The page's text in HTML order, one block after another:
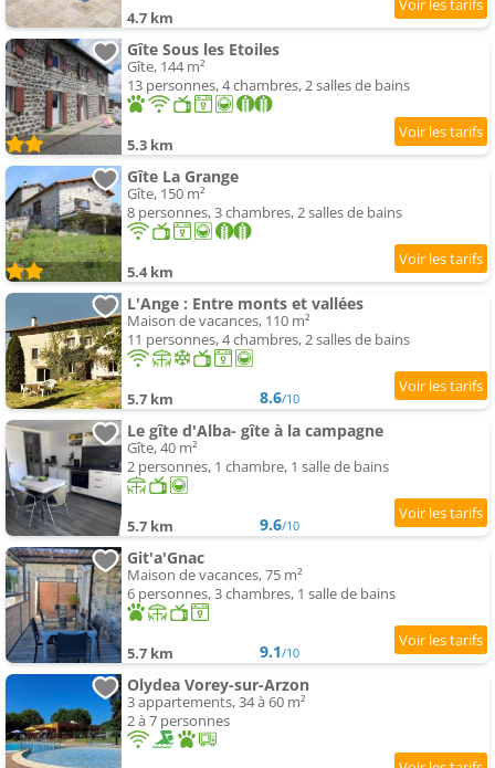
4.7 km
Gîte Sous les Etoiles
Gîte, 144 m²
13 personnes, 4 chambres, 2 salles de bains
5.3 km
Gîte La Grange
Gîte, 150 m²
8 personnes, 3 chambres, 2 salles de bains
5.4 km
L'Ange : Entre monts et vallées
Maison de vacances, 110 m²
11 personnes, 4 chambres, 2 salles de bains
5.7 km 8.6/10
Le gîte d'Alba- gîte à la campagne
Gîte, 40 m²
2 personnes, 1 chambre, 1 salle de bains
5.7 km 9.6/10
Git'a'Gnac
Maison de vacances, 75 m²
6 personnes, 3 chambres, 1 salle de bains
5.7 km 9.1/10
Olydea Vorey-sur-Arzon
3 appartements, 34 à 60 m²
2 à 7 personnes